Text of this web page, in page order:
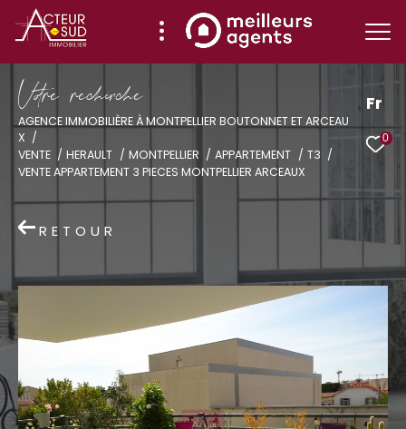
Fr
0
Vore recece
AGENCE IMMOBILIÈRE À MONTPELLIER BOUTONNET ET ARCEAU
X
VENTE
HERAULT MONTPELLIER APPARTEMENT
T3
VENTE APPARTEMENT 3 PIECES MONTPELLIER ARCEAUX
RETOUR
Effectuer une recherche
et trouver le bien qui correspond à vos
critères
bien
Type de bien
Ville